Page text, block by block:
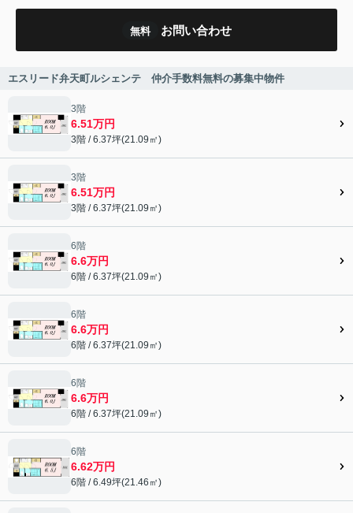
無料 お問い合わせ
エスリード弁天町ルシェンテ 仲介手数料無料の募集中物件
3階
6.51万円
3階 / 6.37坪(21.09㎡)
3階
6.51万円
3階 / 6.37坪(21.09㎡)
6階
6.6万円
6階 / 6.37坪(21.09㎡)
6階
6.6万円
6階 / 6.37坪(21.09㎡)
6階
6.6万円
6階 / 6.37坪(21.09㎡)
6階
6.62万円
6階 / 6.49坪(21.46㎡)